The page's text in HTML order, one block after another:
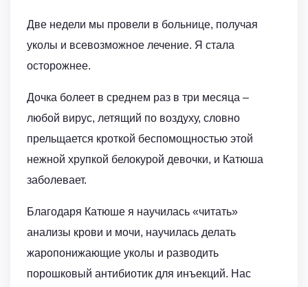
Две недели мы провели в больнице, получая
уколы и всевозможное лечение. Я стала
осторожнее.
Дочка болеет в среднем раз в три месяца –
любой вирус, летящий по воздуху, словно
прельщается кроткой беспомощностью этой
нежной хрупкой белокурой девочки, и Катюша
заболевает.
Благодаря Катюше я научилась «читать»
анализы крови и мочи, научилась делать
жаропонижающие уколы и разводить
порошковый антибиотик для инъекций. Нас